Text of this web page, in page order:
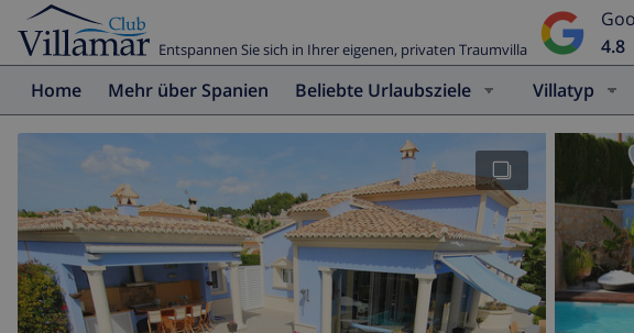
Entspannen Sie sich in Ihrer eigenen, privaten Traumvilla
4.8
Home Mehr über Spanien Beliebte Urlaubsziele Villatyp